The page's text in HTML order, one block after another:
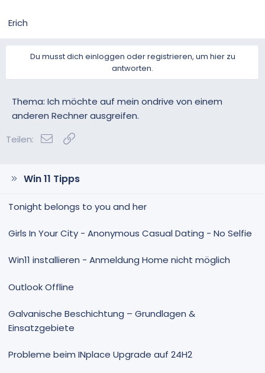
Erich
Du musst dich einloggen oder registrieren, um hier zu
antworten.
Thema: Ich möchte auf mein ondrive von einem
anderen Rechner ausgreifen.
Teilen:
E-Mail
Win 11 Tipps
Tonight belongs to you and her
Girls In Your City - Anonymous Casual Dating - No Selfie
Win11 installieren - Anmeldung Home nicht möglich
Outlook Offline
Galvanische Beschichtung – Grundlagen &
Einsatzgebiete
Probleme beim INplace Upgrade auf 24H2